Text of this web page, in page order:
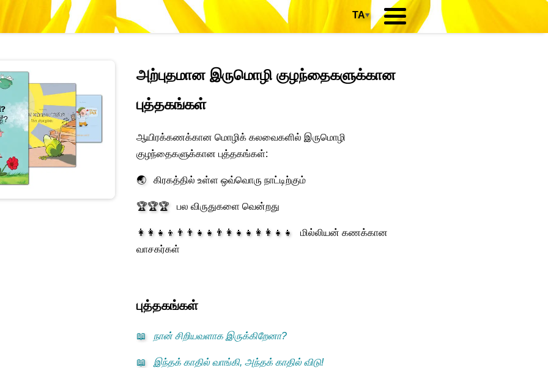
TA▾
அற்புதமான இருமொழி குழந்தைகளுக்கான
புத்தகங்கள்
ஆயிரக்கணக்கான மொழிக் கலவைகளில் இருமொழி
குழந்தைகளுக்கான புத்தகங்கள்:
🌏 கிரகத்தில் உள்ள ஒவ்வொரு நாட்டிற்கும்
🏆🏆🏆 பல விருதுகளை வென்றது
👩‍👩‍👧‍👦👨‍👨‍👧‍👧👨‍👩‍👧‍👧👩‍👩‍👧‍👧
மில்லியன் கணக்கான
வாசகர்கள்
புத்தகங்கள்
📖 நான் சிறியவளாக இருக்கிறேனா?
📖 இந்தக் காதில் வாங்கி, அந்தக் காதில் விடு!